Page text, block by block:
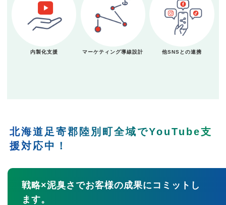
内製化支援 マーケティング導線設計 他SNSとの連携
北海道足寄郡陸別町全域でYouTube支
援対応中！
戦略×泥臭さでお客様の成果にコミットし
ます。